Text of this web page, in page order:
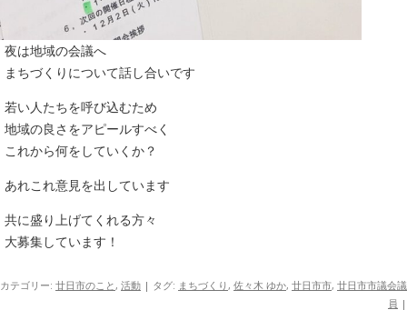
夜は地域の会議へ
まちづくりについて話し合いです
若い人たちを呼び込むため
地域の良さをアピールすべく
これから何をしていくか？
あれこれ意見を出しています
共に盛り上げてくれる方々
大募集しています！
カテゴリー: 廿日市のこと , 活動 | タグ: まちづくり , 佐々木 ゆか, 廿日市市, 廿日市市議会議
員 |